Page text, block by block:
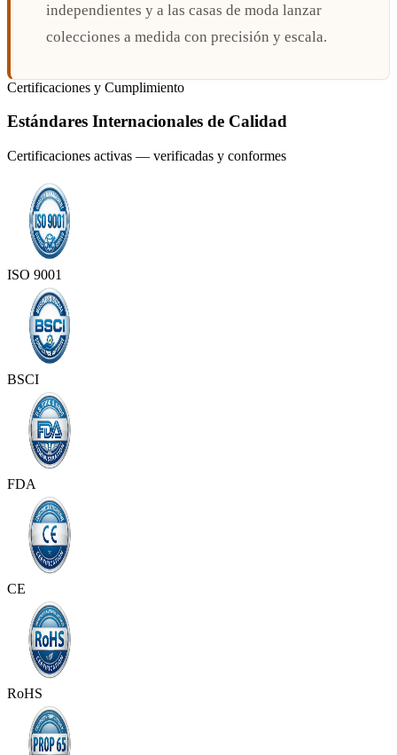
independientes y a las casas de moda lanzar
colecciones a medida con precisión y escala.
Certificaciones y Cumplimiento
Estándares Internacionales de Calidad
Certificaciones activas — verificadas y conformes
ISO 9001
BSCI
FDA
CE
RoHS